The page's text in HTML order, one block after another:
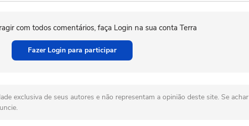
com todos comentários, faça Login na sua conta Terra
Fazer Login para participar
exclusiva de seus autores e não representam a opinião deste site. Se achar